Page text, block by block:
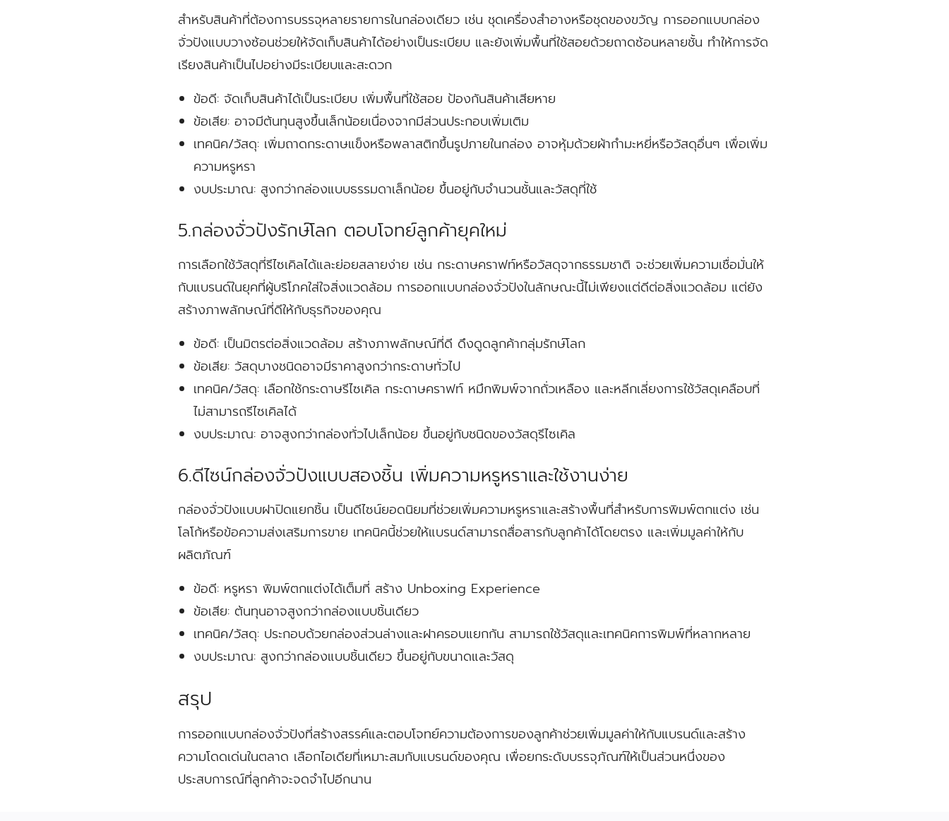
สำหรับสินค้าที่ต้องการบรรจุหลายรายการในกล่องเดียว เช่น ชุดเครื่องสำอางหรือชุดของขวัญ การออกแบบกล่อง
จั่วปังแบบวางซ้อนช่วยให้จัดเก็บสินค้าได้อย่างเป็นระเบียบ และยังเพิ่มพื้นที่ใช้สอยด้วยถาดซ้อนหลายชั้น ทำให้การจัด
เรียงสินค้าเป็นไปอย่างมีระเบียบและสะดวก
ข้อดี:จัดเก็บสินค้าได้เป็นระเบียบ เพิ่มพื้นที่ใช้สอย ป้องกันสินค้าเสียหาย
ข้อเสีย: อาจมีต้นทุนสูงขึ้นเล็กน้อยเนื่องจากมีส่วนประกอบเพิ่มเติม
เทคนิค/วัสดุ: เพิ่มถาดกระดาษแข็งหรือพลาสติกขึ้นรูปภายในกล่อง อาจหุ้มด้วยผ้ากำมะหยี่หรือวัสดุอื่นๆ เพื่อเพิ่ม
ความหรูหรา
งบประมาณ:สูงกว่ากล่องแบบธรรมดาเล็กน้อย ขึ้นอยู่กับจำนวนชั้นและวัสดุที่ใช้
5.กล่องจั่วปังรักษ์โลก ตอบโจทย์ลูกค้ายุคใหม่
การเลือกใช้วัสดุที่รีไซเคิลได้และย่อยสลายง่าย เช่น กระดาษคราฟท์หรือวัสดุจากธรรมชาติ จะช่วยเพิ่มความเชื่อมั่นให้
กับแบรนด์ในยุคที่ผู้บริโภคใส่ใจสิ่งแวดล้อม การออกแบบกล่องจั่วปังในลักษณะนี้ไม่เพียงแต่ดีต่อสิ่งแวดล้อม แต่ยัง
สร้างภาพลักษณ์ที่ดีให้กับธุรกิจของคุณ
ข้อดี:เป็นมิตรต่อสิ่งแวดล้อม สร้างภาพลักษณ์ที่ดี ดึงดูดลูกค้ากลุ่มรักษ์โลก
ข้อเสีย: วัสดุบางชนิดอาจมีราคาสูงกว่ากระดาษทั่วไป
เทคนิค/วัสดุ:เลือกใช้กระดาษรีไซเคิล กระดาษคราฟท์ หมึกพิมพ์จากถั่วเหลือง และหลีกเลี่ยงการใช้วัสดุเคลือบที่
ไม่สามารถรีไซเคิลได้
งบประมาณ: อาจสูงกว่ากล่องทั่วไปเล็กน้อย ขึ้นอยู่กับชนิดของวัสดุรีไซเคิล
6.ดีไซน์กล่องจั่วปังแบบสองชิ้น เพิ่มความหรูหราและใช้งานง่าย
กล่องจั่วปังแบบฝาปิดแยกชิ้น เป็นดีไซน์ยอดนิยมที่ช่วยเพิ่มความหรูหราและสร้างพื้นที่สำหรับการพิมพ์ตกแต่ง เช่น
โลโก้หรือข้อความส่งเสริมการขาย เทคนิคนี้ช่วยให้แบรนด์สามารถสื่อสารกับลูกค้าได้โดยตรง และเพิ่มมูลค่าให้กับ
ผลิตภัณฑ์
ข้อดี: หรูหรา พิมพ์ตกแต่งได้เต็มที่ สร้าง Unboxing Experience
ข้อเสีย: ต้นทุนอาจสูงกว่ากล่องแบบชิ้นเดียว
เทคนิค/วัสดุ:ประกอบด้วยกล่องส่วนล่างและฝาครอบแยกกัน สามารถใช้วัสดุและเทคนิคการพิมพ์ที่หลากหลาย
งบประมาณ:สูงกว่ากล่องแบบชิ้นเดียว ขึ้นอยู่กับขนาดและวัสดุ
สรุป
การออกแบบกล่องจั่วปังที่สร้างสรรค์และตอบโจทย์ความต้องการของลูกค้าช่วยเพิ่มมูลค่าให้กับแบรนด์และสร้าง
ความโดดเด่นในตลาด เลือกไอเดียที่เหมาะสมกับแบรนด์ของคุณ เพื่อยกระดับบรรจุภัณฑ์ให้เป็นส่วนหนึ่งของ
ประสบการณ์ที่ลูกค้าจะจดจำไปอีกนาน